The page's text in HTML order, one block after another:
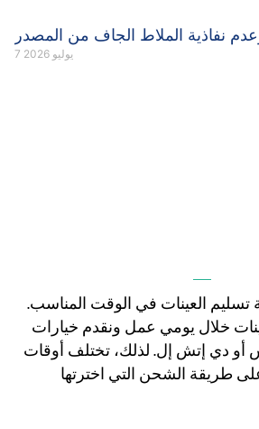
نفاذية الملاط الجاف من المصدر
7 يوليو 2026
تسليم العينات في الوقت المناسب.
خلال يومي عمل ونقدم خيارات
دي إتش إل. لذلك، تختلف أوقات